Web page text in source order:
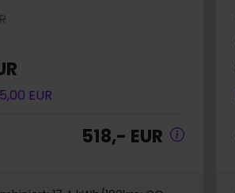
EUR
518,- EUR